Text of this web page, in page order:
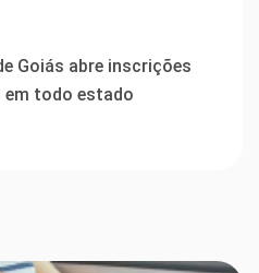
Goiás abre inscrições
todo estado